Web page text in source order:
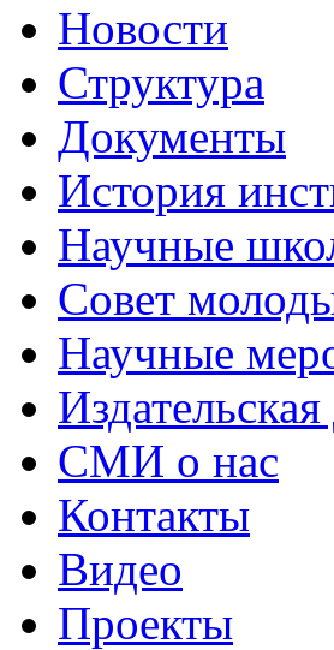
Новости
Структура
Документы
История
Научные
Совет
Научные
СМИ о нас
Контакты
Видео
Проекты